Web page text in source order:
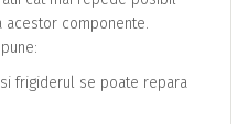
acestor componente.
frigiderul se poate repara